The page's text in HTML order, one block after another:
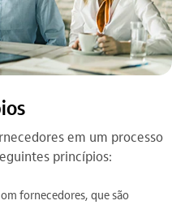
em um processo
princípios:
fornecedores, que são